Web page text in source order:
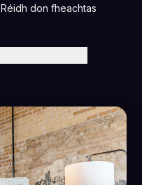
Réidh don fheachtas